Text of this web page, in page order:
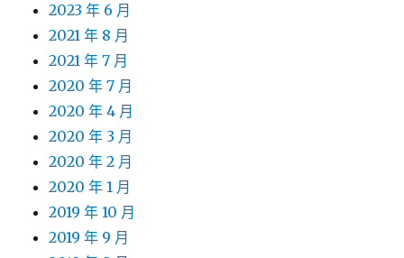
2023 年 6 月
2021 年 8 月
2021 年 7 月
2020 年 7 月
2020 年 4 月
2020 年 3 月
2020 年 2 月
2020 年 1 月
2019 年 10 月
2019 年 9 月